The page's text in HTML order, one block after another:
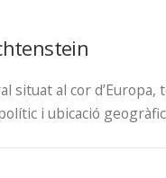
al cor d’Europa,
i ubicació